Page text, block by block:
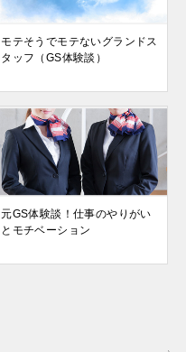
モテそうでモテないグランドス
タッフ（GS体験談）
元GS体験談！仕事のやりがい
とモチベーション